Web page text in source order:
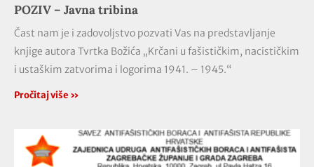
POZIV – Javna tribina
Čast nam je i zadovoljstvo pozvati Vas na predstavljanje
knjige autora Tvrtka Božića „Krčani u fašističkim, nacističkim
i ustaškim zatvorima i logorima 1941. – 1945.“
Pročitaj više »